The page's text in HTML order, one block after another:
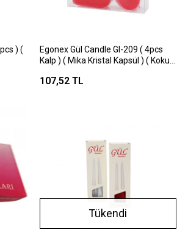
) (
Egonex Gül Candle Gl-209 ( 4pcs
Kalp ) ( Mika Kristal Kapsül ) ( Kokulu
107,52 TL
Tükendi